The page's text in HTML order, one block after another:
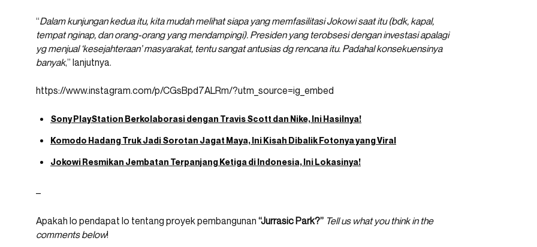
“Dalam kunjungan kedua itu, kita mudah melihat siapa yang memfasilitasi Jokowi saat itu (bdk, kapal,
tempat nginap, dan orang-orang yang mendampingi). Presiden yang terobsesi dengan investasi apalagi
yg menjual ‘kesejahteraan’ masyarakat, tentu sangat antusias dg rencana itu. Padahal konsekuensinya
banyak,” lanjutnya.
https://www.instagram.com/p/CGsBpd7ALRm/?utm_source=ig_embed
Sony PlayStation Berkolaborasi dengan Travis Scott dan Nike, Ini Hasilnya!
Komodo Hadang Truk Jadi Sorotan Jagat Maya, Ini Kisah Dibalik Fotonya yang Viral
Jokowi Resmikan Jembatan Terpanjang Ketiga di Indonesia, Ini Lokasinya!
–
Apakah lo pendapat lo tentang proyek pembangunan “Jurrasic Park?” Tell us what you think in the
comments below!